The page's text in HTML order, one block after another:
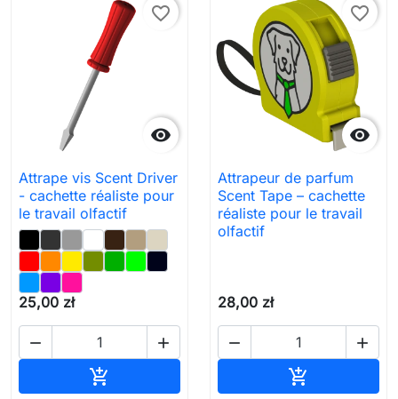

favorite_border
Attrape vis Scent Driver
- cachette réaliste pour
le travail olfactif
25,00 zł
 


favorite_border
Attrapeur de parfum
Scent Tape – cachette
réaliste pour le travail
olfactif
28,00 zł
 
